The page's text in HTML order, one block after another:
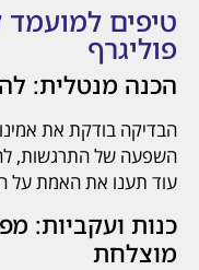
טיפים למועמד
פוליגרף
הכנה מנטלית:
הבדיקה בודקת את
השפעה של התרגשות,
עוד תענו את האמת על
כנות ועקביות:
מוצלחת